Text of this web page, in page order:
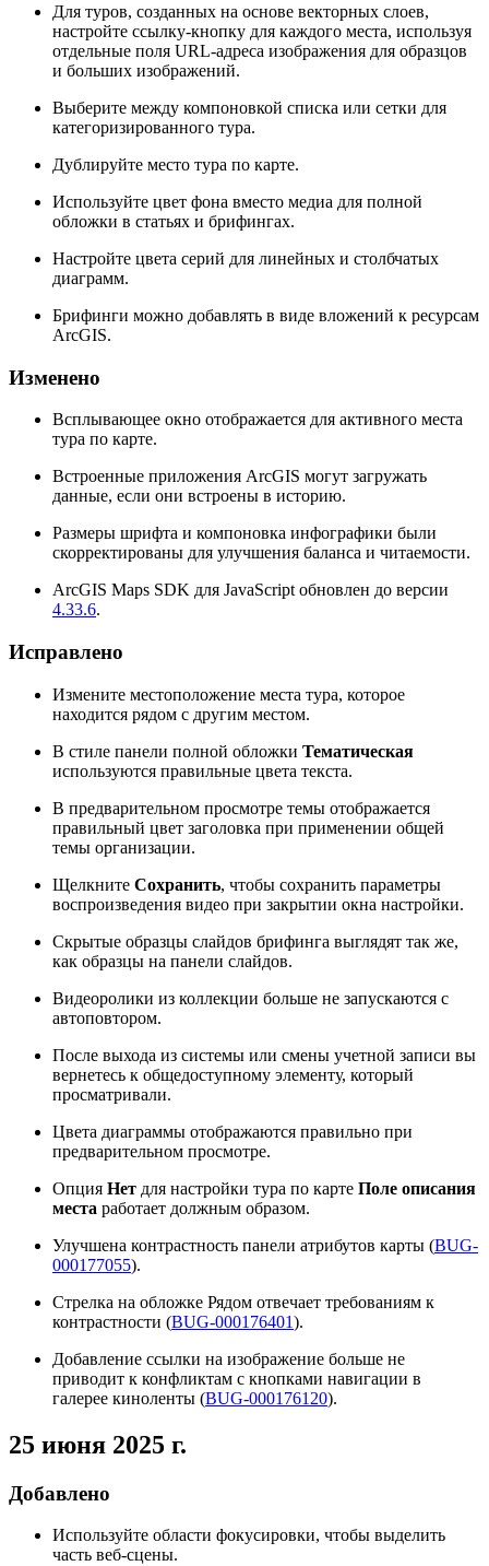
Для туров, созданных на основе векторных слоев,
настройте ссылку-кнопку для каждого места, используя
отдельные поля URL-адреса изображения для образцов
и больших изображений.
Выберите между компоновкой списка или сетки для
категоризированного тура.
Дублируйте место тура по карте.
Используйте цвет фона вместо медиа для полной
обложки в статьях и брифингах.
Настройте цвета серий для линейных и столбчатых
диаграмм.
Брифинги можно добавлять в виде вложений к ресурсам
ArcGIS.
Изменено
Всплывающее окно отображается для активного места
тура по карте.
Встроенные приложения ArcGIS могут загружать
данные, если они встроены в историю.
Размеры шрифта и компоновка инфографики были
скорректированы для улучшения баланса и читаемости.
ArcGIS Maps SDK для JavaScript обновлен до версии
4.33.6.
Исправлено
Измените местоположение места тура, которое
находится рядом с другим местом.
В стиле панели полной обложки Тематическая
используются правильные цвета текста.
В предварительном просмотре темы отображается
правильный цвет заголовка при применении общей
темы организации.
Щелкните Сохранить, чтобы сохранить параметры
воспроизведения видео при закрытии окна настройки.
Скрытые образцы слайдов брифинга выглядят так же,
как образцы на панели слайдов.
Видеоролики из коллекции больше не запускаются с
автоповтором.
После выхода из системы или смены учетной записи вы
вернетесь к общедоступному элементу, который
просматривали.
Цвета диаграммы отображаются правильно при
предварительном просмотре.
Опция Нет для настройки тура по карте Поле описания
места работает должным образом.
Улучшена контрастность панели атрибутов карты (BUG-
000177055).
Стрелка на обложке Рядом отвечает требованиям к
контрастности (BUG-000176401).
Добавление ссылки на изображение больше не
приводит к конфликтам с кнопками навигации в
галерее киноленты (BUG-000176120).
25 июня 2025 г.
Добавлено
Используйте области фокусировки, чтобы выделить
часть веб-сцены.